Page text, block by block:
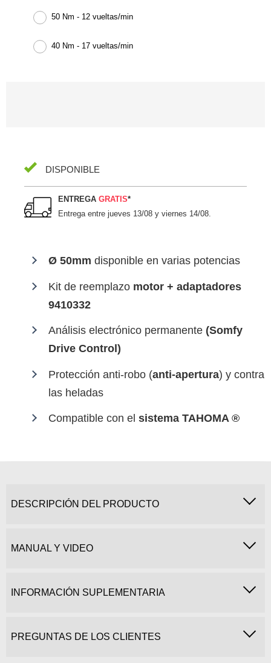
50 Nm - 12 vueltas/min
40 Nm - 17 vueltas/min
DISPONIBLE
ENTREGAGRATIS*
Entrega entrejueves 13/08 y viernes 14/08.
Ø 50mm disponible en varias potencias
Kit de reemplazo motor + adaptadores
9410332
Análisis electrónico permanente (Somfy
Drive Control)
Protección anti-robo (anti-apertura) y contra
las heladas
Compatible con el sistema TAHOMA ®
DESCRIPCIÓN DEL PRODUCTO
MANUAL Y VIDEO
INFORMACIÓN SUPLEMENTARIA
PREGUNTAS DE LOS CLIENTES